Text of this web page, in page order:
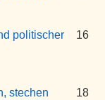
politischer
16
stechen
18